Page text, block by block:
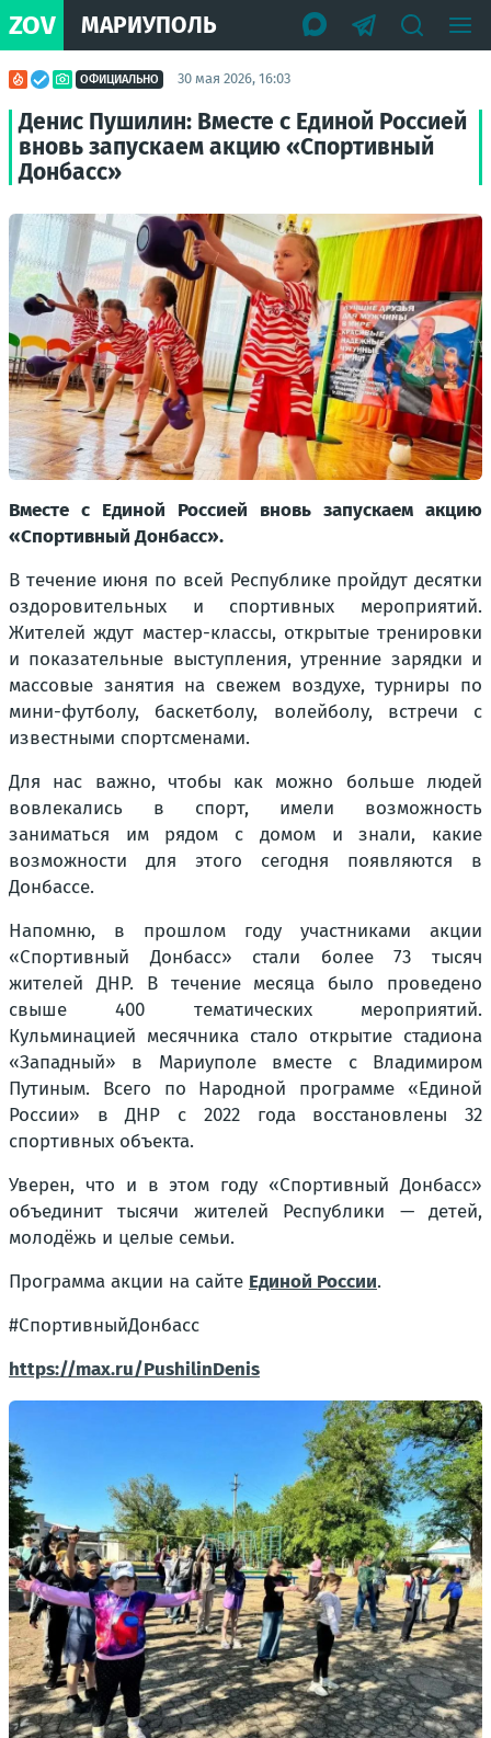
ZOV МАРИУПОЛЬ
ОФИЦИАЛЬНО 30 мая 2026, 16:03
Денис Пушилин: Вместе с Единой Россией
вновь запускаем акцию «Спортивный
Донбасс»
Вместе с Единой Россией вновь запускаем акцию
«Спортивный Донбасс».
В течение июня по всей Республике пройдут десятки
оздоровительных и спортивных мероприятий.
Жителей ждут мастер-классы, открытые тренировки
и показательные выступления, утренние зарядки и
массовые занятия на свежем воздухе, турниры по
мини-футболу, баскетболу, волейболу, встречи с
известными спортсменами.
Для нас важно, чтобы как можно больше людей
вовлекались в спорт, имели возможность
заниматься им рядом с домом и знали, какие
возможности для этого сегодня появляются в
Донбассе.
Напомню, в прошлом году участниками акции
«Спортивный Донбасс» стали более 73 тысяч
жителей ДНР. В течение месяца было проведено
свыше 400 тематических мероприятий.
Кульминацией месячника стало открытие стадиона
«Западный» в Мариуполе вместе с Владимиром
Путиным. Всего по Народной программе «Единой
России» в ДНР с 2022 года восстановлены 32
спортивных объекта.
Уверен, что и в этом году «Спортивный Донбасс»
объединит тысячи жителей Республики — детей,
молодёжь и целые семьи.
Программа акции на сайте Единой России.
#СпортивныйДонбасс
https://max.ru/PushilinDenis